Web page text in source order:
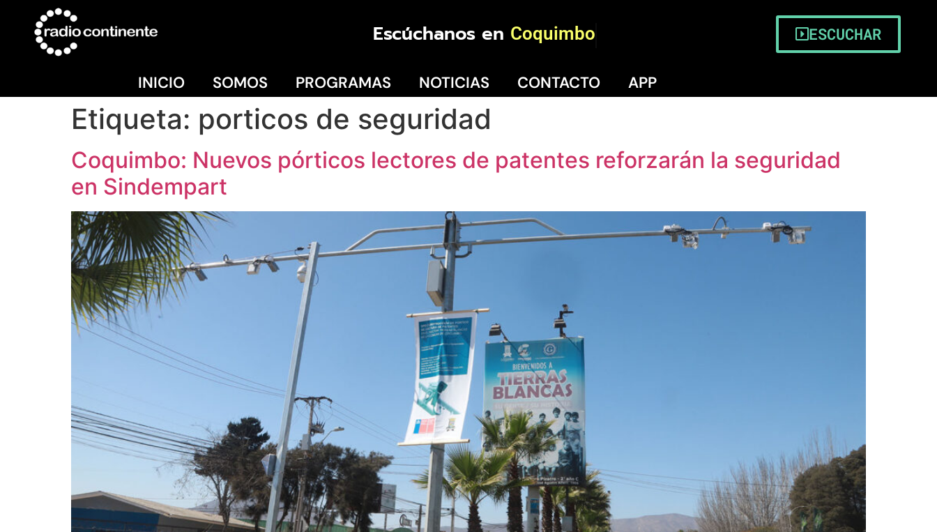
Escúchanos en Coquimbo ESCUCHAR
INICIO SOMOS PROGRAMAS NOTICIAS CONTACTO APP
Etiqueta: porticos de seguridad
Coquimbo: Nuevos pórticos lectores de patentes reforzarán la seguridad
en Sindempart